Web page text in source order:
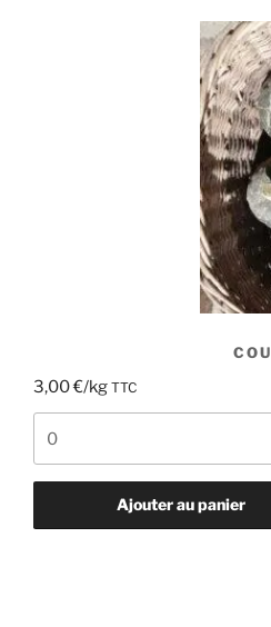
3,00€/kg TTC
de
courge
Ajouter au panier